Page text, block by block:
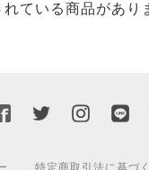
れている商品があり
特定商取引法に基づ